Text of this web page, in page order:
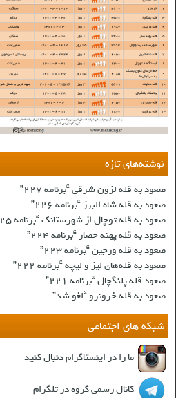
نوشته‌های تازه
صعود به قله لزون شرقی “برنامه ۲۲۷”
صعود به قله شاه البرز “برنامه ۲۲۶”
صعود به قله توچال از شهرستانک “برنامه ۲۲۵”
صعود به قله پهنه حصار “برنامه ۲۲۴”
صعود به قله ورجین “برنامه ۲۲۳”
صعود به قله‌های لیز و لیچه “برنامه ۲۲۲”
صعود قله پلنگچال “برنامه ۲۲۱”
صعود به قله‌ خرونرو “لغو شد”
شبکه های اجتماعی
ما را در اینستاگرام دنبال کنید
کانال رسمی گروه در تلگرام